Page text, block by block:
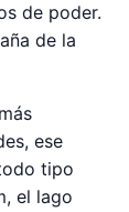
de poder.
de la
ese
tipo
el lago